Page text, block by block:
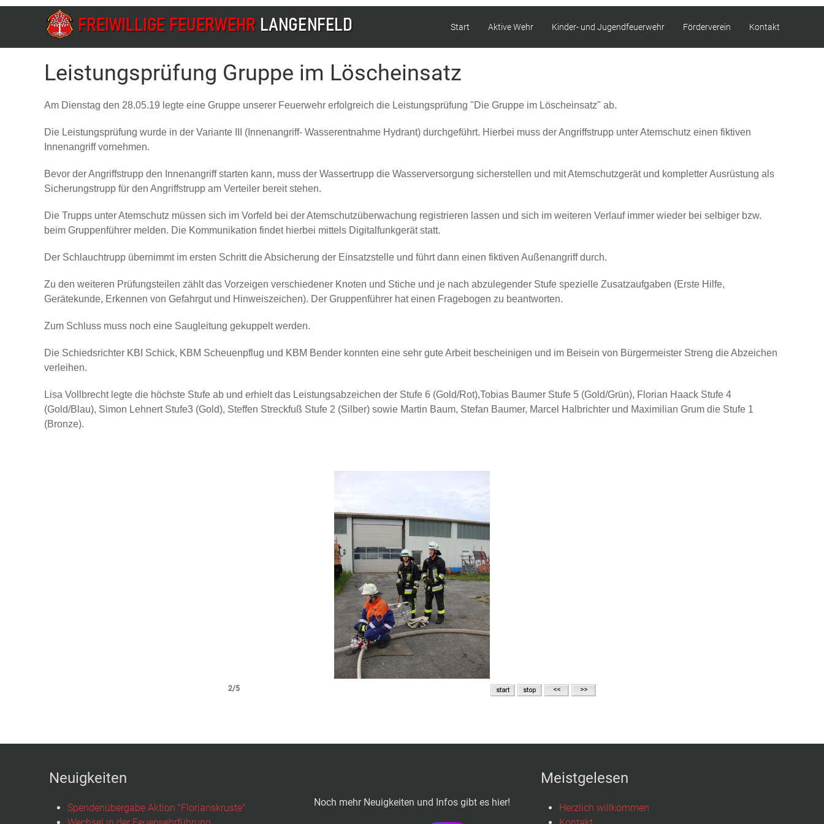
Start Aktive Wehr Kinder- und Jugendfeuerwehr Förderverein Kontakt
Leistungsprüfung Gruppe im Löscheinsatz
Am Dienstag den 28.05.19 legte eine Gruppe unserer Feuerwehr erfolgreich die Leistungsprüfung "Die Gruppe im Löscheinsatz" ab.
Die Leistungsprüfung wurde in der Variante III (Innenangriff- Wasserentnahme Hydrant) durchgeführt. Hierbei muss der Angriffstrupp unter Atemschutz einen fiktiven
Innenangriff vornehmen.
Bevor der Angriffstrupp den Innenangriff starten kann, muss der Wassertrupp die Wasserversorgung sicherstellen und mit Atemschutzgerät und kompletter Ausrüstung als
Sicherungstrupp für den Angriffstrupp am Verteiler bereit stehen.
Die Trupps unter Atemschutz müssen sich im Vorfeld bei der Atemschutzüberwachung registrieren lassen und sich im weiteren Verlauf immer wieder bei selbiger bzw.
beim Gruppenführer melden. Die Kommunikation findet hierbei mittels Digitalfunkgerät statt.
Der Schlauchtrupp übernimmt im ersten Schritt die Absicherung der Einsatzstelle und führt dann einen fiktiven Außenangriff durch.
Zu den weiteren Prüfungsteilen zählt das Vorzeigen verschiedener Knoten und Stiche und je nach abzulegender Stufe spezielle Zusatzaufgaben (Erste Hilfe,
Gerätekunde, Erkennen von Gefahrgut und Hinweiszeichen). Der Gruppenführer hat einen Fragebogen zu beantworten.
Zum Schluss muss noch eine Saugleitung gekuppelt werden.
Die Schiedsrichter KBI Schick, KBM Scheuenpflug und KBM Bender konnten eine sehr gute Arbeit bescheinigen und im Beisein von Bürgermeister Streng die Abzeichen
verleihen.
Lisa Vollbrecht legte die höchste Stufe ab und erhielt das Leistungsabzeichen der Stufe 6 (Gold/Rot),Tobias Baumer Stufe 5 (Gold/Grün), Florian Haack Stufe 4
(Gold/Blau), Simon Lehnert Stufe3 (Gold), Steffen Streckfuß Stufe 2 (Silber) sowie Martin Baum, Stefan Baumer, Marcel Halbrichter und Maximilian Grum die Stufe 1
(Bronze).
2/5
Neuigkeiten
Spendenübergabe Aktion "Florianskruste"
Noch mehr Neuigkeiten und Infos gibt es hier!
Meistgelesen
Herzlich willkommen